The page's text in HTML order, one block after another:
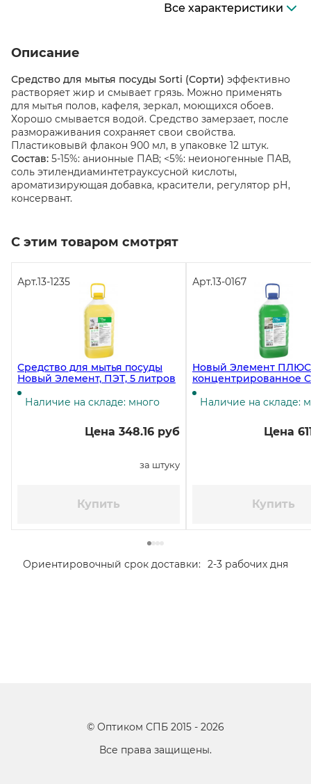
Все характеристики
Описание
Средство для мытья посуды Sorti (Сорти) эффективно
растворяет жир и смывает грязь. Можно применять
для мытья полов, кафеля, зеркал, моющихся обоев.
Хорошо смывается водой. Средство замерзает, после
размораживания сохраняет свои свойства.
Пластиковывй флакон 900 мл, в упаковке 12 штук.
Состав: 5-15%: анионные ПАВ; <5%: неионогенные ПАВ,
соль этилендиаминтетрауксусной кислоты,
ароматизирующая добавка, красители, регулятор рН,
консервант.
С этим товаром смотрят
Арт.13-1235
Средство для мытья посуды
Новый Элемент, ПЭТ, 5 литров
Наличие на складе: много
Цена 348.16 руб
за штуку
Купить
Арт.13-0167
Новый Элемент ПЛЮС
концентрированное
для мытья посуды, 5
Наличие на складе:
Цена
Купить
Ориентировочный срок доставки: 2-3 рабочих дня
© Оптиком СПБ 2015 - 2026
Все права защищены.